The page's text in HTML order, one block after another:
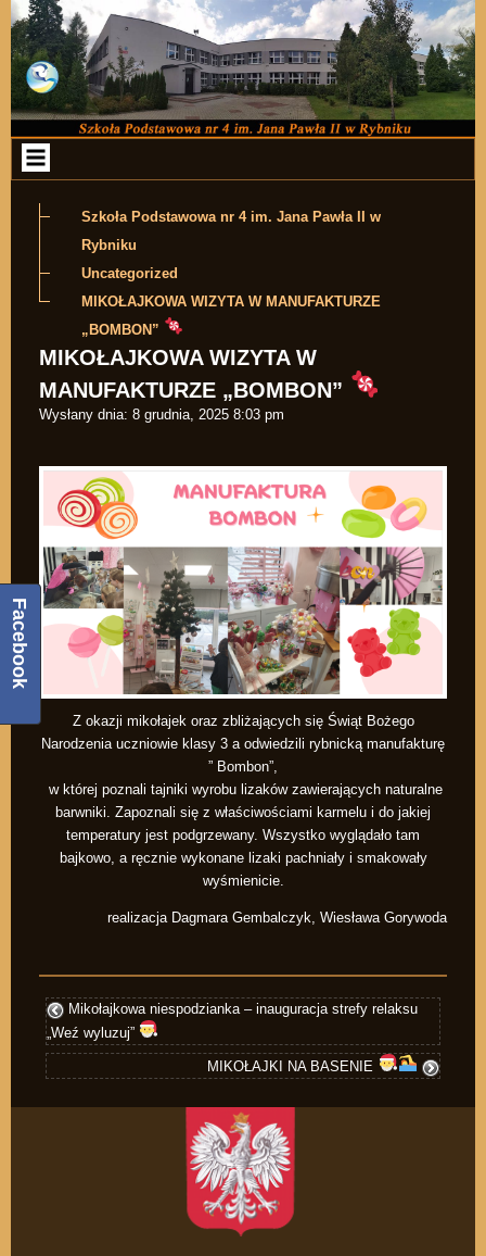
Przejdź do zawartości
Szkoła Podstawowa nr 4 im. Jana Pawła II w
Rybniku
Uncategorized
MIKOŁAJKOWA WIZYTA W MANUFAKTURZE
„BOMBON”
MIKOŁAJKOWA WIZYTA W
MANUFAKTURZE „BOMBON”
Wysłany dnia: 8 grudnia, 2025 8:03 pm
Z okazji mikołajek oraz zbliżających się Świąt Bożego
Narodzenia uczniowie klasy 3 a odwiedzili rybnicką manufakturę
” Bombon”,
w której poznali tajniki wyrobu lizaków zawierających naturalne
barwniki. Zapoznali się z właściwościami karmelu i do jakiej
temperatury jest podgrzewany. Wszystko wyglądało tam
bajkowo, a ręcznie wykonane lizaki pachniały i smakowały
wyśmienicie.
realizacja Dagmara Gembalczyk, Wiesława Gorywoda
Mikołajkowa niespodzianka – inauguracja strefy relaksu
„Weź wyluzuj”
MIKOŁAJKI NA BASENIE
Facebook